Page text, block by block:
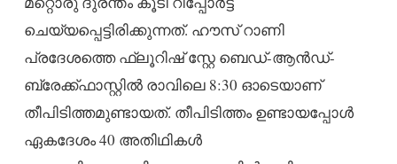
ചെയ്യപ്പെട്ടിരിക്കുന്നത്. ഹൗസ് റാണി
പ്രദേശത്തെ ഫ്ലൂറിഷ് സ്റ്റേ ബെഡ്-ആൻഡ്-
ബ്രേക്ക്ഫാസ്റ്റിൽ രാവിലെ 8:30 ഓടെയാണ്
തീപിടിത്തമുണ്ടായത്. തീപിടിത്തം ഉണ്ടായപ്പോൾ
ഏകദേശം 40 അതിഥികൾ